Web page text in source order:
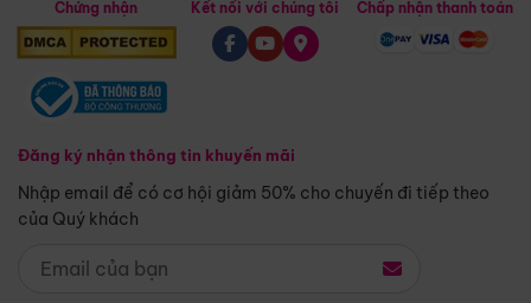
Chứng nhận
Đăng ký nhận thông tin khuyến mãi
Nhập email để có cơ hội giảm 50% cho chuyến đi tiếp theo
của Quý khách
Kết nối với chúng tôi Chấp nhận thanh toán